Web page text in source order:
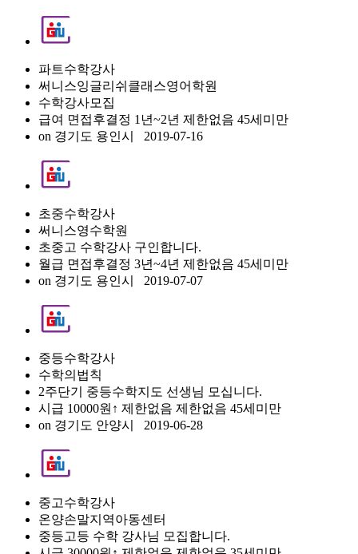
파트수학강사
써니스잉글리쉬클래스영어학원
수학강사모집
급여 면접후결정 1년~2년 제한없음 45세미만
on 경기도 용인시 2019-07-16
초중수학강사
써니스영수학원
초중고 수학강사 구인합니다.
월급 면접후결정 3년~4년 제한없음 45세미만
on 경기도 용인시 2019-07-07
중등수학강사
수학의법칙
2주단기 중등수학지도 선생님 모십니다.
시급 10000원↑ 제한없음 제한없음 45세미만
on 경기도 안양시 2019-06-28
중고수학강사
온양손말지역아동센터
중등고등 수학 강사님 모집합니다.